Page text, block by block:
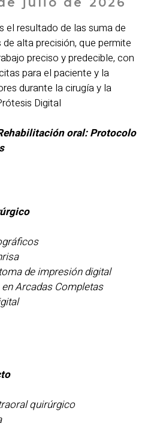
el resultado de las suma de
alta precisión, que permite
preciso y predecible, con
para el paciente y la
durante la cirugía y la
Digital
oral: Protocolo
de impresión digital
Arcadas Completas
quirúrgico